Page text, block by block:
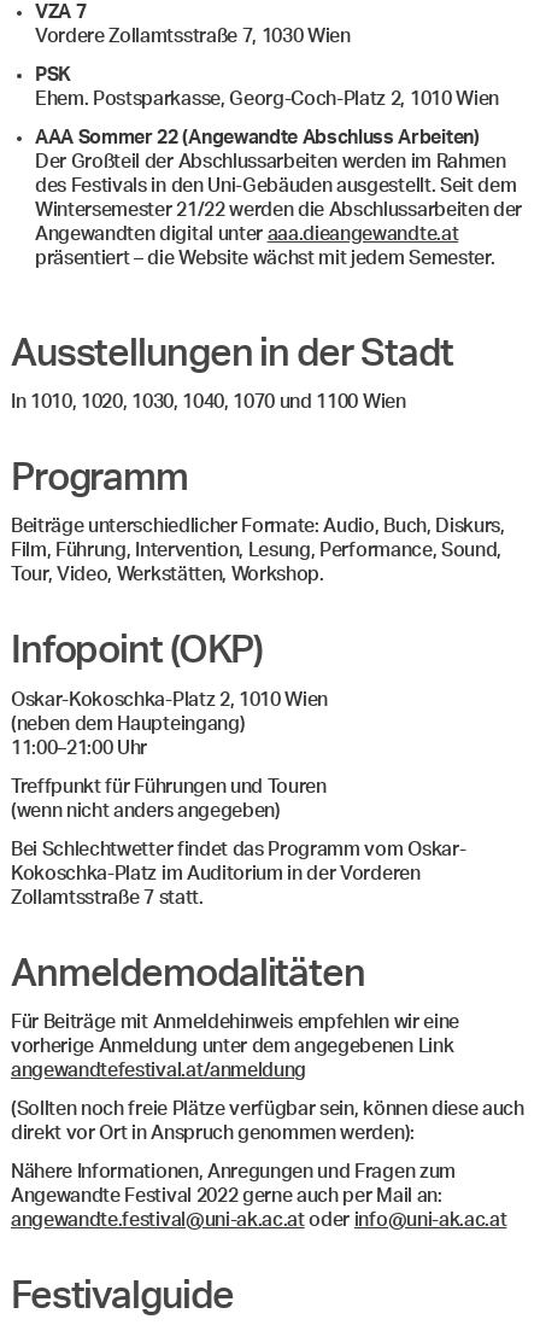
VZA 7
Vordere Zollamtsstraße 7, 1030 Wien
PSK
Ehem. Postsparkasse, Georg-Coch-Platz 2, 1010 Wien
AAA Sommer 22 (Angewandte Abschluss Arbeiten)
Der Großteil der Abschlussarbeiten werden im Rahmen
des Festivals in den Uni-Gebäuden ausgestellt. Seit dem
Wintersemester 21/22 werden die Abschlussarbeiten der
Angewandten digital unter aaa.dieangewandte.at
präsentiert – die Website wächst mit jedem Semester.
Ausstellungen in der Stadt
In 1010, 1020, 1030, 1040, 1070 und 1100 Wien
Programm
Beiträge unterschiedlicher Formate: Audio, Buch, Diskurs,
Film, Führung, Intervention, Lesung, Performance, Sound,
Tour, Video, Werkstätten, Workshop.
Infopoint (OKP)
Oskar-Kokoschka-Platz 2, 1010 Wien
(neben dem Haupteingang)
11:00–21:00 Uhr
Treffpunkt für Führungen und Touren
(wenn nicht anders angegeben)
Bei Schlechtwetter findet das Programm vom Oskar-
Kokoschka-Platz im Auditorium in der Vorderen
Zollamtsstraße 7 statt.
Anmeldemodalitäten
Für Beiträge mit Anmeldehinweis empfehlen wir eine
vorherige Anmeldung unter dem angegebenen Link
angewandtefestival.at/anmeldung
(Sollten noch freie Plätze verfügbar sein, können diese auch
direkt vor Ort in Anspruch genommen werden):
Nähere Informationen, Anregungen und Fragen zum
Angewandte Festival 2022 gerne auch per Mail an:
angewandte.festival@uni-ak.ac.atoder info@uni-ak.ac.at
Festivalguide